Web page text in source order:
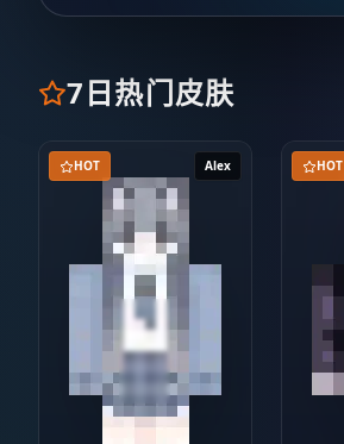
7日热门皮肤
Alex
HOT HOT